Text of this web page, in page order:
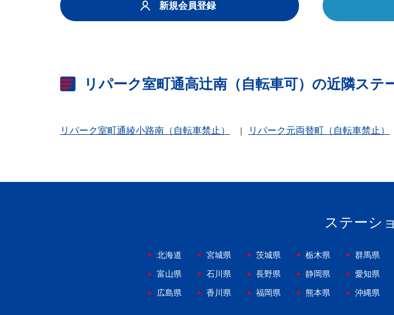
新規会員登録
リパーク室町通高辻南（自転車可）の近隣ステ
リパーク室町通綾小路南（自転車禁止） リパーク元両替町（自転車禁止）
ステーシ
北海道 宮城県 茨城県 栃木県 群馬県
富山県
石川県 長野県 静岡県 愛知県
広島県
香川県 福岡県 熊本県 沖縄県